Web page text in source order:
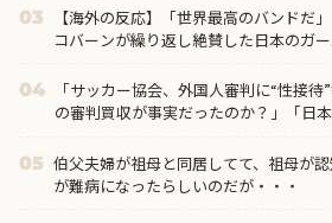
03
【海外の反応】「世界最高のバンドだ
コバーンが繰り返し絶賛した日本のガ
04
「サッカー協会、外国人審判に“性接
の審判買収が事実だったのか？」「日
05 伯父夫婦が祖母と同居してて、祖母が
が難病になったらしいのだが・・・